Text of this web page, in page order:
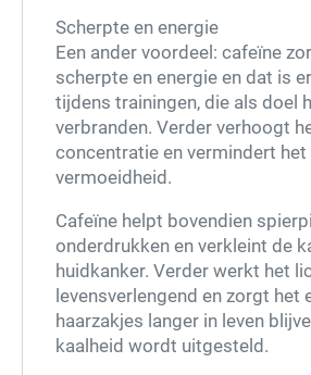
Scherpte en energie
Een ander voordeel: cafeïne
scherpte en energie en dat is
tijdens trainingen, die als doel
verbranden. Verder verhoogt
concentratie en vermindert het
vermoeidheid.
Cafeïne helpt bovendien
onderdrukken en verkleint de
huidkanker. Verder werkt het
levensverlengend en zorgt het
haarzakjes langer in leven
kaalheid wordt uitgesteld.